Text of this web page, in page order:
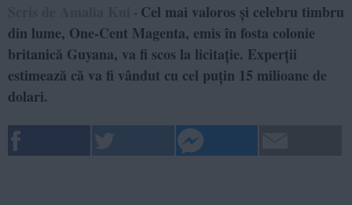
- Cel mai valoros și celebru timbru
din lume, One-Cent Magenta, emis în fosta colonie
britanică Guyana, va fi scos la licitație. Experții
estimează că va fi vândut cu cel puțin 15 milioane de
dolari.